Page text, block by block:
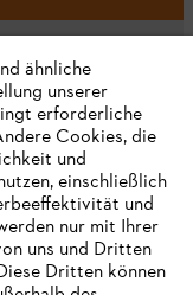
ähnliche
unserer
erforderliche
Cookies, die
und
einschließlich
und
nur mit Ihrer
uns und Dritten
Dritten können